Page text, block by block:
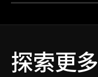
探索更多